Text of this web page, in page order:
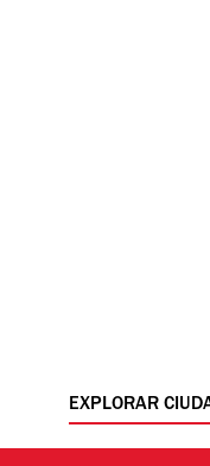
EXPLORAR